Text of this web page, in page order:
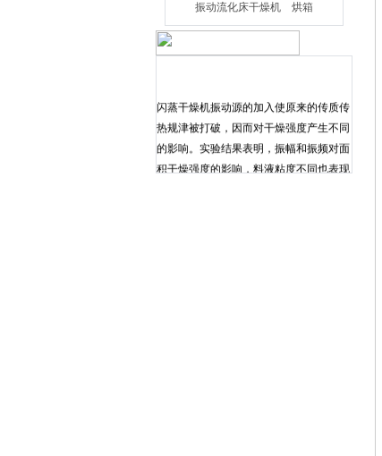
振动流化床干燥机
烘箱
闪蒸干燥机振动源的加入使原来的传质传
热规津被打破，因而对干燥强度产生不同
的影响。实验结果表明，振幅和振频对面
积干燥强度的影响，料液粘度不同也表现